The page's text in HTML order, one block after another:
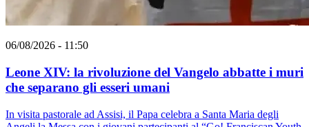
06/08/2026 - 11:50
Leone XIV: la rivoluzione del Vangelo abbatte i muri
che separano gli esseri umani
In visita pastorale ad Assisi, il Papa celebra a Santa Maria degli